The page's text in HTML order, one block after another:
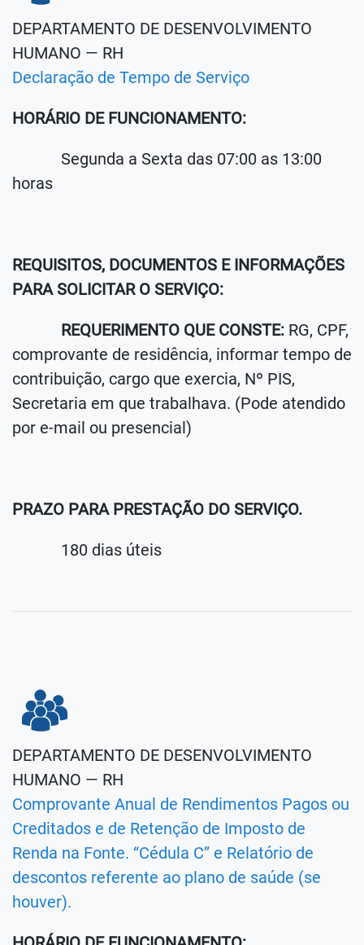
DEPARTAMENTO DE DESENVOLVIMENTO
HUMANO — RH
Declaração de Tempo de Serviço
HORÁRIO DE FUNCIONAMENTO:
Segunda a Sexta das 07:00 as 13:00
horas
REQUISITOS, DOCUMENTOS E INFORMAÇÕES
PARA SOLICITAR O SERVIÇO:
REQUERIMENTO QUE CONSTE: RG, CPF,
comprovante de residência, informar tempo de
contribuição, cargo que exercia, Nº PIS,
Secretaria em que trabalhava. (Pode atendido
por e-mail ou presencial)
PRAZO PARA PRESTAÇÃO DO SERVIÇO.
180 dias úteis
DEPARTAMENTO DE DESENVOLVIMENTO
HUMANO — RH
Comprovante Anual de Rendimentos Pagos ou
Creditados e de Retenção de Imposto de
Renda na Fonte. “Cédula C” e Relatório de
descontos referente ao plano de saúde (se
houver).